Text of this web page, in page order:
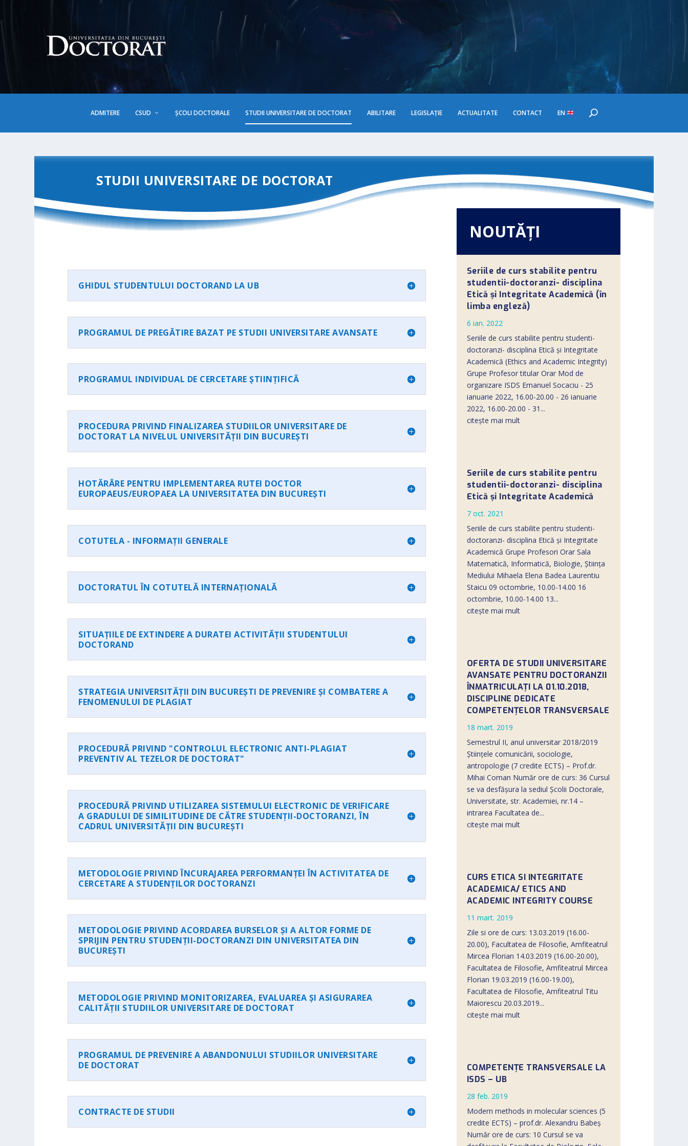
ADMITERE CSUD ȘCOLI DOCTORALE STUDII UNIVERSITARE DE DOCTORAT ABILITARE LEGISLAȚIE ACTUALITATE CONTACT EN
STUDII UNIVERSITARE DE DOCTORAT
GHIDUL STUDENTULUI DOCTORAND LA UB
PROGRAMUL DE PREGĂTIRE BAZAT PE STUDII UNIVERSITARE AVANSATE
PROGRAMUL INDIVIDUAL DE CERCETARE ȘTIINȚIFICĂ
PROCEDURA PRIVIND FINALIZAREA STUDIILOR UNIVERSITARE DE
DOCTORAT LA NIVELUL UNIVERSITĂȚII DIN BUCUREȘTI
HOTĂRÂRE PENTRU IMPLEMENTAREA RUTEI DOCTOR
EUROPAEUS/EUROPAEA LA UNIVERSITATEA DIN BUCUREȘTI
COTUTELA - INFORMAȚII GENERALE
DOCTORATUL ÎN COTUTELĂ INTERNAȚIONALĂ
SITUAȚIILE DE EXTINDERE A DURATEI ACTIVITĂȚII STUDENTULUI
DOCTORAND
STRATEGIA UNIVERSITĂȚII DIN BUCUREȘTI DE PREVENIRE ȘI COMBATERE A
FENOMENULUI DE PLAGIAT
PROCEDURĂ PRIVIND "CONTROLUL ELECTRONIC ANTI-PLAGIAT
PREVENTIV AL TEZELOR DE DOCTORAT"
PROCEDURĂ PRIVIND UTILIZAREA SISTEMULUI ELECTRONIC DE VERIFICARE
A GRADULUI DE SIMILITUDINE DE CĂTRE STUDENȚII-DOCTORANZI, ÎN
CADRUL UNIVERSITĂȚII DIN BUCUREȘTI
METODOLOGIE PRIVIND ÎNCURAJAREA PERFORMANȚEI ÎN ACTIVITATEA DE
CERCETARE A STUDENȚILOR DOCTORANZI
METODOLOGIE PRIVIND ACORDAREA BURSELOR ȘI A ALTOR FORME DE
SPRIJIN PENTRU STUDENȚII-DOCTORANZI DIN UNIVERSITATEA DIN
BUCUREȘTI
METODOLOGIE PRIVIND MONITORIZAREA, EVALUAREA ȘI ASIGURAREA
CALITĂȚII STUDIILOR UNIVERSITARE DE DOCTORAT
PROGRAMUL DE PREVENIRE A ABANDONULUI STUDIILOR UNIVERSITARE
DE DOCTORAT
CONTRACTE DE STUDII
NOUTĂȚI
Seriile de curs stabilite pentru
studentii-doctoranzi- disciplina
Etică și Integritate Academică (în
limba engleză)
6 ian. 2022
Seriile de curs stabilite pentru studenti-
doctoranzi- disciplina Etică și Integritate
Academică (Ethics and Academic Integrity)
Grupe Profesor titular Orar Mod de
organizare ISDS Emanuel Socaciu - 25
ianuarie 2022, 16.00-20.00 - 26 ianuarie
2022, 16.00-20.00 - 31...
citește mai mult
Seriile de curs stabilite pentru
studentii-doctoranzi- disciplina
Etică și Integritate Academică
7 oct. 2021
Seriile de curs stabilite pentru studenti-
doctoranzi- disciplina Etică și Integritate
Academică Grupe Profesori Orar Sala
Matematică, Informatică, Biologie, Știința
Mediului Mihaela Elena Badea Laurentiu
Staicu 09 octombrie, 10.00-14.00 16
octombrie, 10.00-14.00 13...
citește mai mult
OFERTA DE STUDII UNIVERSITARE
AVANSATE PENTRU DOCTORANZII
ÎNMATRICULAŢI LA 01.10.2018,
DISCIPLINE DEDICATE
COMPETENŢELOR TRANSVERSALE
18 mart. 2019
Semestrul II, anul universitar 2018/2019
Ştiinţele comunicării, sociologie,
antropologie (7 credite ECTS) – Prof.dr.
Mihai Coman Număr ore de curs: 36 Cursul
se va desfășura la sediul Şcolii Doctorale,
Universitate, str. Academiei, nr.14 –
intrarea Facultatea de...
citește mai mult
CURS ETICA SI INTEGRITATE
ACADEMICA/ ETICS AND
ACADEMIC INTEGRITY COURSE
11 mart. 2019
Zile si ore de curs: 13.03.2019 (16.00-
20.00), Facultatea de Filosofie, Amfiteatrul
Mircea Florian 14.03.2019 (16.00-20.00),
Facultatea de Filosofie, Amfiteatrul Mircea
Florian 19.03.2019 (16.00-19.00),
Facultatea de Filosofie, Amfiteatrul Titu
Maiorescu 20.03.2019...
citește mai mult
COMPETENȚE TRANSVERSALE LA
ISDS – UB
28 feb. 2019
Modern methods in molecular sciences (5
credite ECTS) – prof.dr. Alexandru Babeș
Număr ore de curs: 10 Cursul se va